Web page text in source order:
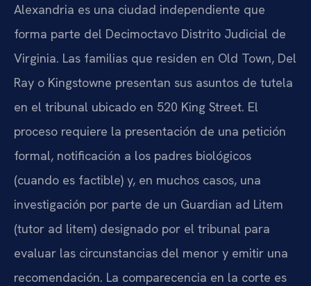
Alexandria es una ciudad independiente que
forma parte del Decimoctavo Distrito Judicial de
Virginia. Las familias que residen en Old Town, Del
Ray o Kingstowne presentan sus asuntos de tutela
en el tribunal ubicado en 520 King Street. El
proceso requiere la presentación de una petición
formal, notificación a los padres biológicos
(cuando es factible) y, en muchos casos, una
investigación por parte de un Guardian ad Litem
(tutor ad litem) designado por el tribunal para
evaluar las circunstancias del menor y emitir una
recomendación. La comparecencia en la corte es